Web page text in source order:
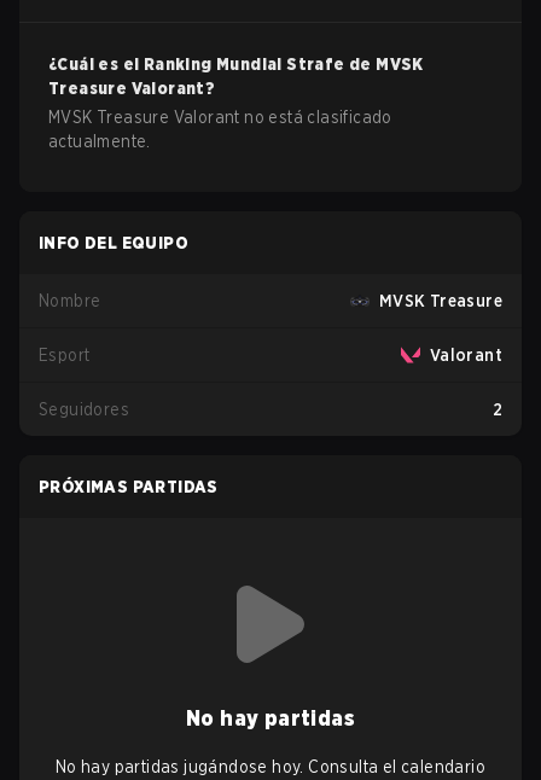
¿Cuál es el Ranking Mundial Strafe de MVSK
Treasure Valorant?
MVSK Treasure Valorant no está clasificado
actualmente.
INFO DEL EQUIPO
Nombre MVSK Treasure
Esport Valorant
Seguidores 2
PRÓXIMAS PARTIDAS
No hay partidas
No hay partidas jugándose hoy. Consulta el calendario